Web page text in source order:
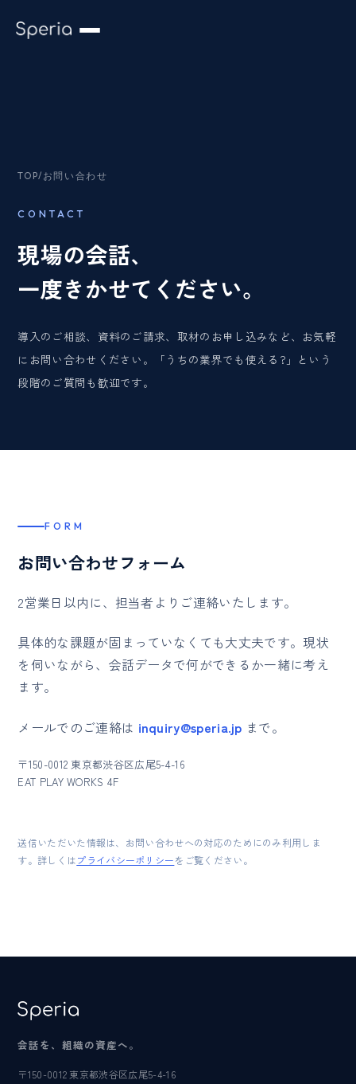
TOP/ お問い合わせ
CONTACT
現場の会話、
一度きかせてください。
導入のご相談、資料のご請求、取材のお申し込みなど、お気軽
にお問い合わせください。「うちの業界でも使える?」という
段階のご質問も歓迎です。
FORM
お問い合わせフォーム
2営業日以内に、担当者よりご連絡いたします。
具体的な課題が固まっていなくても大丈夫です。現状
を伺いながら、会話データで何ができるか一緒に考え
ます。
メールでのご連絡は inquiry@speria.jp まで。
〒150-0012 東京都渋谷区広尾5-4-16
EAT PLAY WORKS 4F
送信いただいた情報は、お問い合わせへの対応のためにのみ利用しま
す。詳しくはプライバシーポリシーをご覧ください。
会話を、組織の資産へ。
〒150-0012 東京都渋谷区広尾5-4-16